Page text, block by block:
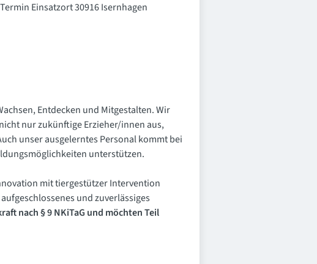
Einsatzort 30916 Isernhagen
Entdecken und Mitgestalten. Wir
nur zukünftige Erzieher/innen aus,
unser ausgelerntes Personal kommt bei
unterstützen.
mit tiergestützer Intervention
und zuverlässiges
nach § 9 NKiTaG und möchten Teil